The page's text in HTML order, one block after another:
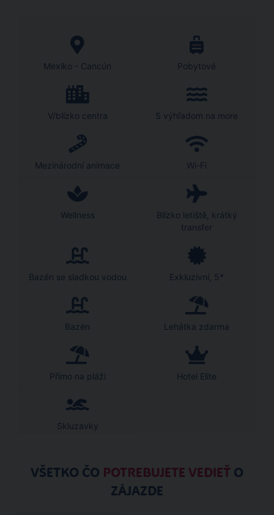
Mexiko - Cancún Pobytové
V/blízko centra S výhľadom na more
Mezinárodní animace Wi-Fi
Wellness
Blízko letiště, krátký
transfer
Bazén se sladkou vodou Exkluzivní, 5*
Bazén Lehátka zdarma
Přímo na pláži Hotel Elite
Skluzavky
VŠETKO ČO POTREBUJETE VEDIEŤ O
ZÁJAZDE